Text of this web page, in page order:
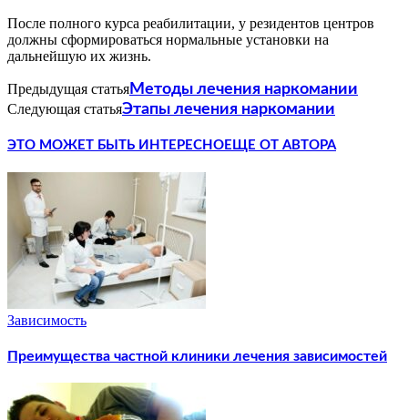
После полного курса реабилитации, у резидентов центров
должны сформироваться нормальные установки на
дальнейшую их жизнь.
Предыдущая статьяМетоды лечения наркомании
Следующая статьяЭтапы лечения наркомании
ЭТО МОЖЕТ БЫТЬ ИНТЕРЕСНО ЕЩЕ ОТ АВТОРА
Зависимость
Преимущества частной клиники лечения зависимостей